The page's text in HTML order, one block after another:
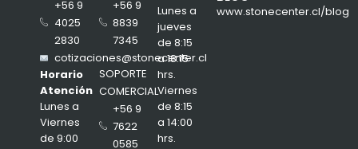
+56 9
4025
2830
cotizaciones@stonecenter.cl
Horario
Atención
Lunes a
Viernes
de 9:00
+56 9
8839
7345
SOPORTE
COMERCIAL
+56 9
7622
0585
Lunes a
jueves
de 8:15
a 18:15
hrs.
Viernes
de 8:15
a 14:00
hrs.
www.stonecenter.cl/blog